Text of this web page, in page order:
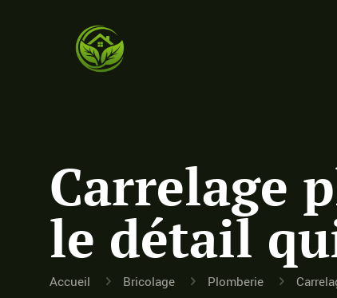
Carrelage
le détail
Accueil Bricolage Plomberie